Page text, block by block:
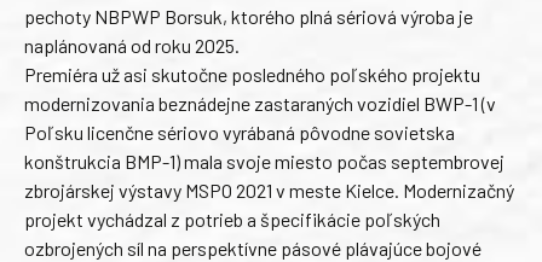
pechoty NBPWP Borsuk, ktorého plná sériová výroba je
naplánovaná od roku 2025.
Premiéra už asi skutočne posledného poľského projektu
modernizovania beznádejne zastaraných vozidiel BWP-1 (v
Poľsku licenčne sériovo vyrábaná pôvodne sovietska
konštrukcia BMP-1) mala svoje miesto počas septembrovej
zbrojárskej výstavy MSPO 2021 v meste Kielce. Modernizačný
projekt vychádzal z potrieb a špecifikácie poľských
ozbrojených síl na perspektívne pásové plávajúce bojové